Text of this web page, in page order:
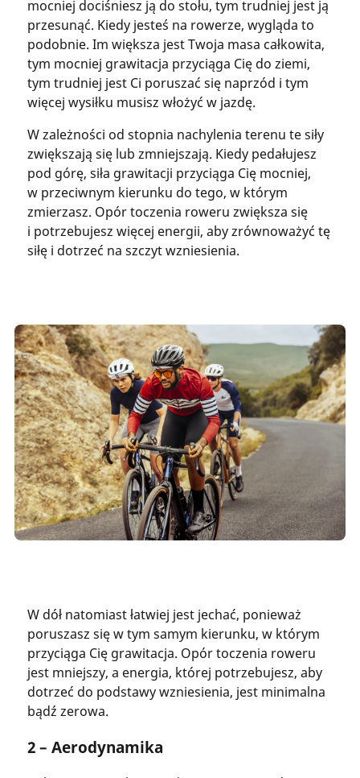
mocniej dociśniesz ją do stołu, tym trudniej jest ją
przesunąć. Kiedy jesteś na rowerze, wygląda to
podobnie. Im większa jest Twoja masa całkowita,
tym mocniej grawitacja przyciąga Cię do ziemi,
tym trudniej jest Ci poruszać się naprzód i tym
więcej wysiłku musisz włożyć w jazdę.
W zależności od stopnia nachylenia terenu te siły
zwiększają się lub zmniejszają. Kiedy pedałujesz
pod górę, siła grawitacji przyciąga Cię mocniej,
w przeciwnym kierunku do tego, w którym
zmierzasz. Opór toczenia roweru zwiększa się
i potrzebujesz więcej energii, aby zrównoważyć tę
siłę i dotrzeć na szczyt wzniesienia.
W dół natomiast łatwiej jest jechać, ponieważ
poruszasz się w tym samym kierunku, w którym
przyciąga Cię grawitacja. Opór toczenia roweru
jest mniejszy, a energia, której potrzebujesz, aby
dotrzeć do podstawy wzniesienia, jest minimalna
bądź zerowa.
2 – Aerodynamika